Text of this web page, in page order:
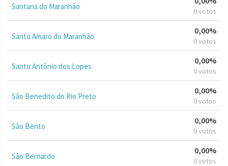
Santana do Maranhão 0 votos
Santo Amaro do Maranhão
0,00%
0 votos
Santo Antônio dos Lopes
0,00%
0 votos
São Benedito do Rio Preto
0,00%
0 votos
São Bento
0,00%
0 votos
São Bernardo
0,00%
0 votos